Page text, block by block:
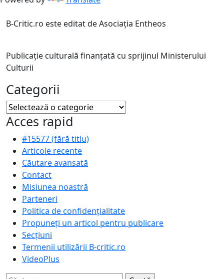
B-Critic.ro este editat de Asociația Entheos
Publicație culturală finanțată cu sprijinul Ministerului
Culturii
Categorii
Categorii
Acces rapid
#15577 (fără titlu)
Articole recente
Căutare avansată
Contact
Misiunea noastră
Parteneri
Politica de confidențialitate
Propuneți un articol pentru publicare
Secțiuni
Termenii utilizării B-critic.ro
VideoPlus